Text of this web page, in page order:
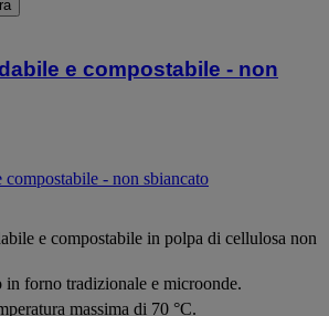
e compostabile - non
- non sbiancato
e compostabile in polpa di cellulosa non
in forno tradizionale e microonde.
massima di 70 °C.